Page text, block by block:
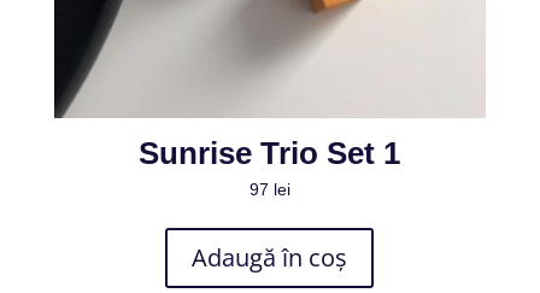
Sunrise Trio Set 1
97 lei
Adaugă în coș